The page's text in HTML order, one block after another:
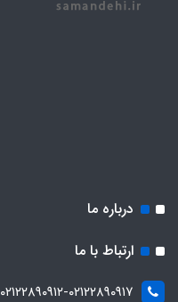
درباره ما
ارتباط با ما
۰۲۱۲۲۸۹۰۹۱۲-۰۲۱۲۲۸۹۰۹۱۷